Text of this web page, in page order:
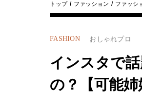
トップ ファッション ファッシ
FASHION おしゃれプロ
インスタで
の？【可能姉